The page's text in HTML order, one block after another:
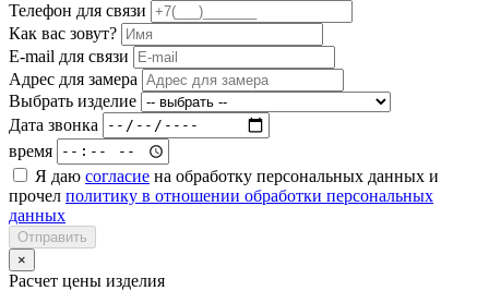
Телефон для связи
Как вас зовут?
E-mail для связи
Адрес для замера
Выбрать изделие
Дата звонка
время
Я даю согласие на обработку персональных данных и
прочел политику в отношении обработки персональных
данных
Отправить
×
Расчет цены изделия